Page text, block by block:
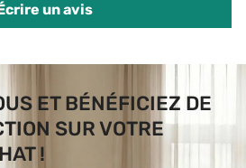
un avis
ET BÉNÉFICIEZ DE
SUR VOTRE
!